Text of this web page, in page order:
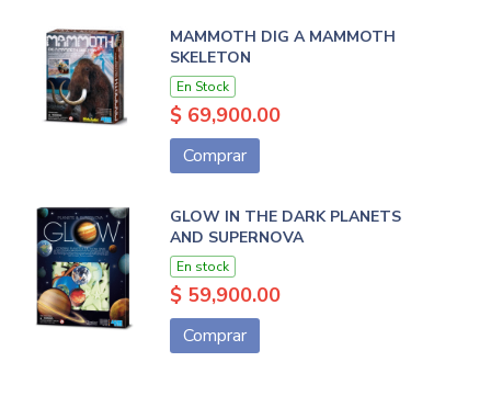
MAMMOTH DIG A MAMMOTH
SKELETON
En Stock
$ 69,900.00
Comprar
GLOW IN THE DARK PLANETS
AND SUPERNOVA
En stock
$ 59,900.00
Comprar